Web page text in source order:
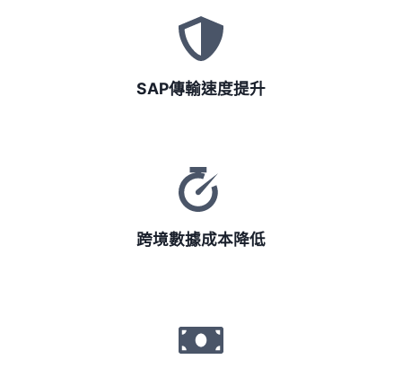
SAP傳輸速度提升
跨境數據成本降低